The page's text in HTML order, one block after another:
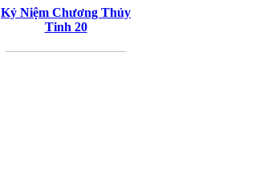
Kỷ Niệm Chương Thủy
Tinh 20